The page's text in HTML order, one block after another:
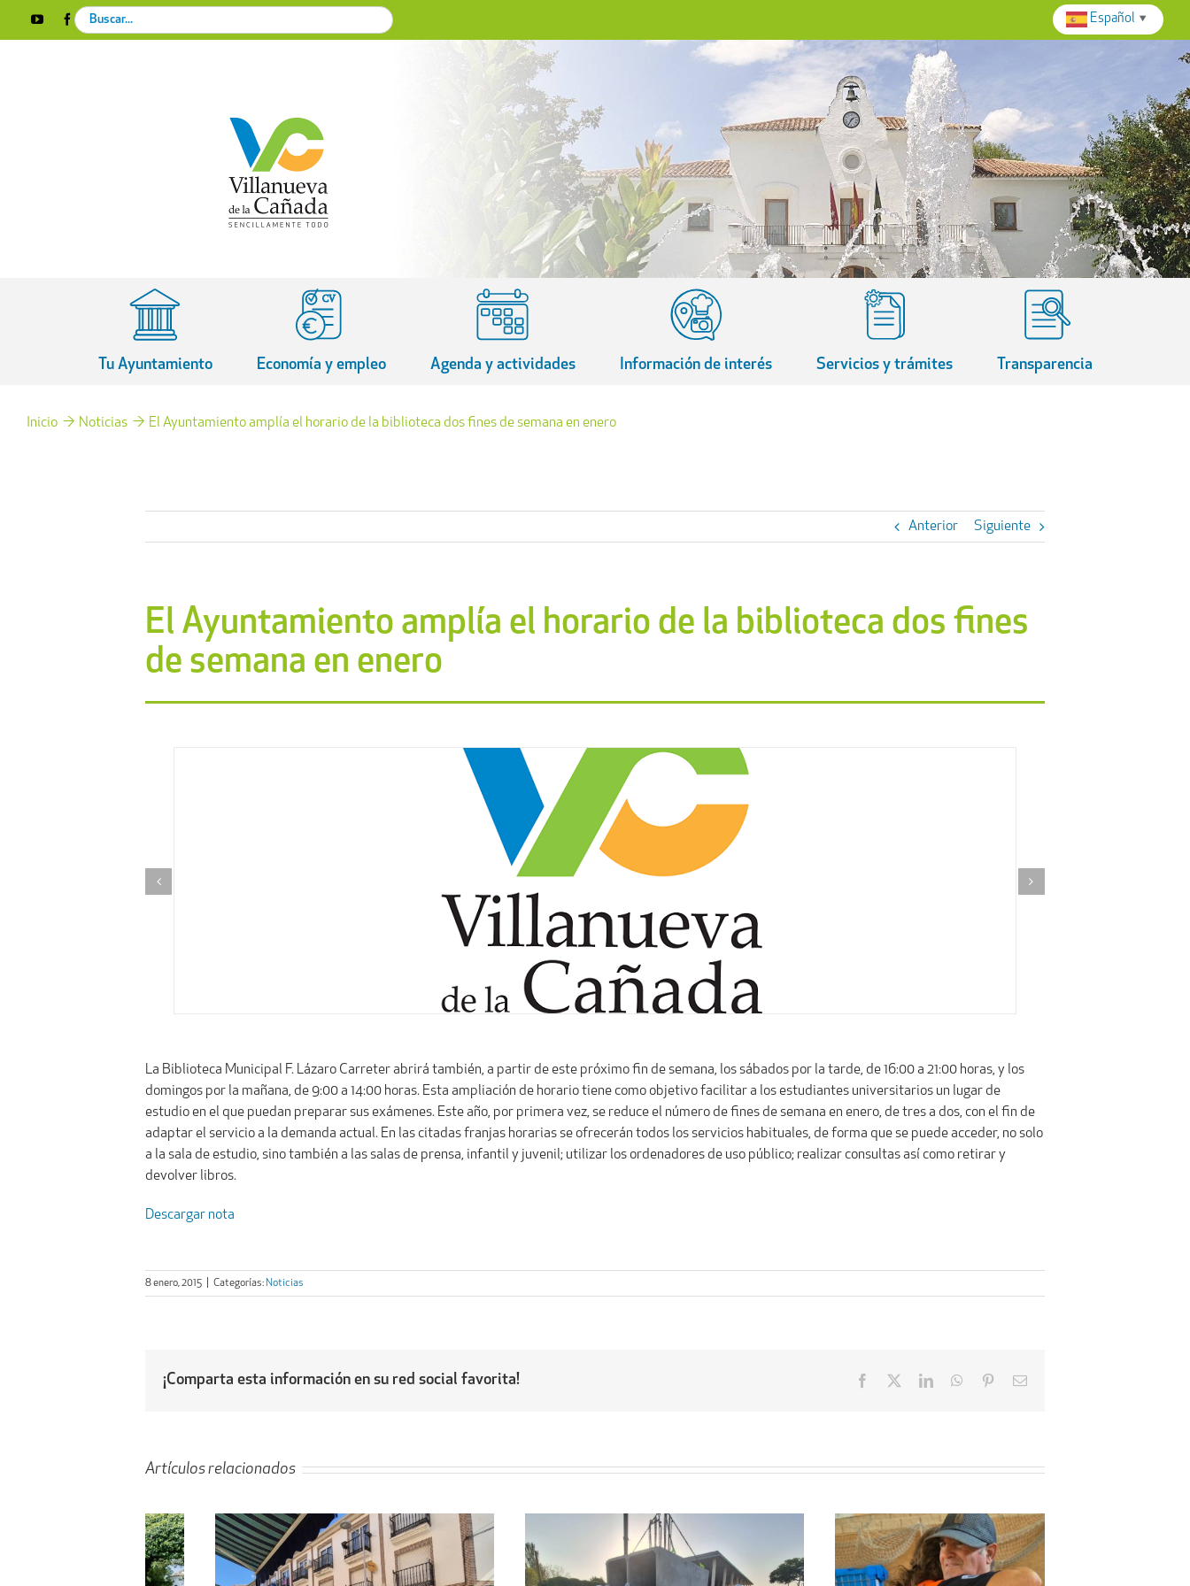
YouTubeFacebookInstagram
X
Search
for:
Tu Ayuntamiento Economía y empleo Agenda y actividades Información de interés Servicios y trámites Transparencia
Inicio Noticias El Ayuntamiento amplía el horario de la biblioteca dos fines de semana en enero
Anterior Siguiente
El Ayuntamiento amplía el horario de la biblioteca dos fines
de semana en enero
La Biblioteca Municipal F. Lázaro Carreter abrirá también, a partir de este próximo fin de semana, los sábados por la tarde, de 16:00 a 21:00 horas, y los
domingos por la mañana, de 9:00 a 14:00 horas. Esta ampliación de horario tiene como objetivo facilitar a los estudiantes universitarios un lugar de
estudio en el que puedan preparar sus exámenes. Este año, por primera vez, se reduce el número de fines de semana en enero, de tres a dos, con el fin de
adaptar el servicio a la demanda actual. En las citadas franjas horarias se ofrecerán todos los servicios habituales, de forma que se puede acceder, no solo
a la sala de estudio, sino también a las salas de prensa, infantil y juvenil; utilizar los ordenadores de uso público; realizar consultas así como retirar y
devolver libros.
Descargar nota
8 enero, 2015 Categorías: Noticias
¡Comparta esta información en su red social favorita! Facebook LinkedInWhatsApp
PinterestEmail
Artículos relacionados
Español ▼